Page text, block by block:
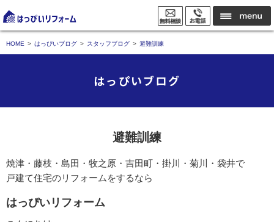
HOME はっぴいブログ スタッフブログ 避難訓練
はっぴいブログ
避難訓練
焼津・藤枝・島田・牧之原・吉田町・掛川・菊川・袋井で
戸建て住宅のリフォームをするなら
はっぴいリフォーム